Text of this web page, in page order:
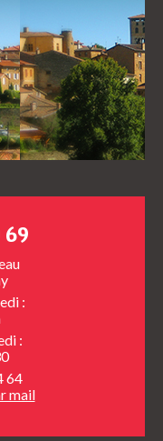
69
:
:
64
mail